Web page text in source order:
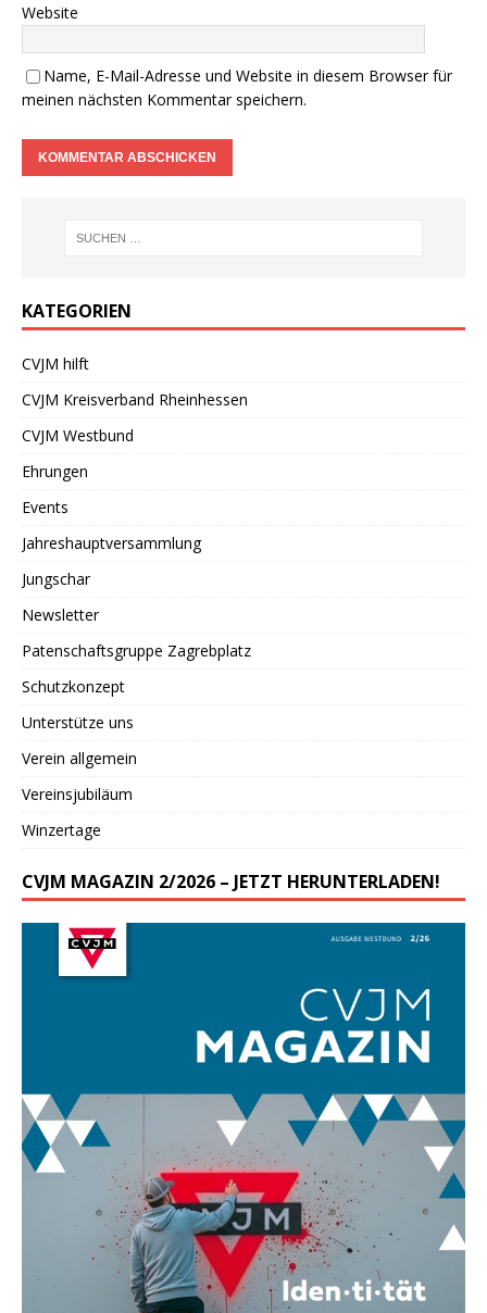
Website
Name, E-Mail-Adresse und Website in diesem Browser für
meinen nächsten Kommentar speichern.
KATEGORIEN
CVJM hilft
CVJM Kreisverband Rheinhessen
CVJM Westbund
Ehrungen
Events
Jahreshauptversammlung
Jungschar
Newsletter
Patenschaftsgruppe Zagrebplatz
Schutzkonzept
Unterstütze uns
Verein allgemein
Vereinsjubiläum
Winzertage
CVJM MAGAZIN 2/2026 – JETZT HERUNTERLADEN!